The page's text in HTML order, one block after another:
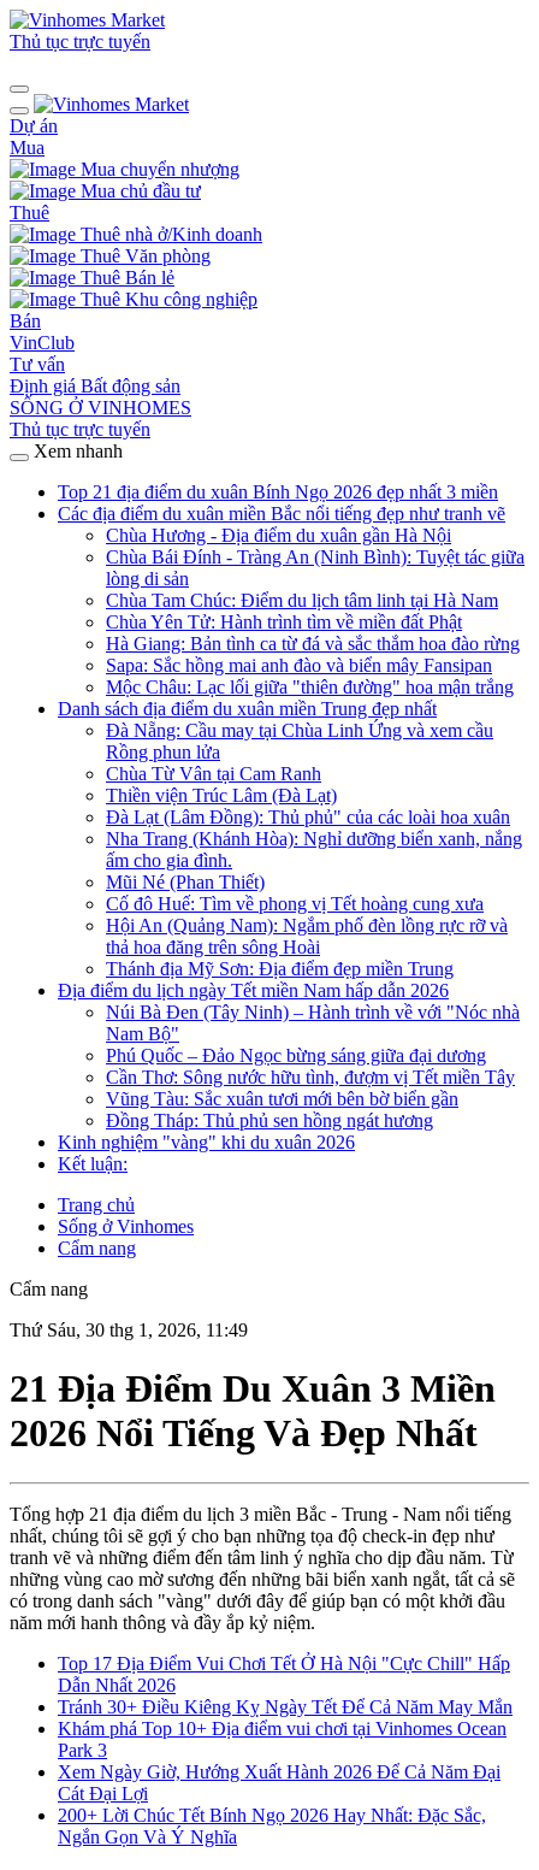
Thủ tục trực tuyến
Dự án
Mua
Mua chuyển nhượng
Mua chủ đầu tư
Thuê
Thuê nhà ở/Kinh doanh
Thuê Văn phòng
Thuê Bán lẻ
Thuê Khu công nghiệp
Bán
VinClub
Tư vấn
Định giá Bất động sản
SỐNG Ở VINHOMES
Thủ tục trực tuyến
Xem nhanh
Top 21 địa điểm du xuân Bính Ngọ 2026 đẹp nhất 3 miền
Các địa điểm du xuân miền Bắc nổi tiếng đẹp như tranh vẽ
Chùa Hương - Địa điểm du xuân gần Hà Nội
Chùa Bái Đính - Tràng An (Ninh Bình): Tuyệt tác giữa
lòng di sản
Chùa Tam Chúc: Điểm du lịch tâm linh tại Hà Nam
Chùa Yên Tử: Hành trình tìm về miền đất Phật
Hà Giang: Bản tình ca từ đá và sắc thắm hoa đào rừng
Sapa: Sắc hồng mai anh đào và biển mây Fansipan
Mộc Châu: Lạc lối giữa "thiên đường" hoa mận trắng
Danh sách địa điểm du xuân miền Trung đẹp nhất
Đà Nẵng: Cầu may tại Chùa Linh Ứng và xem cầu
Rồng phun lửa
Chùa Từ Vân tại Cam Ranh
Thiền viện Trúc Lâm (Đà Lạt)
Đà Lạt (Lâm Đồng): Thủ phủ" của các loài hoa xuân
Nha Trang (Khánh Hòa): Nghỉ dưỡng biển xanh, nắng
ấm cho gia đình.
Mũi Né (Phan Thiết)
Cố đô Huế: Tìm về phong vị Tết hoàng cung xưa
Hội An (Quảng Nam): Ngắm phố đèn lồng rực rỡ và
thả hoa đăng trên sông Hoài
Thánh địa Mỹ Sơn: Địa điểm đẹp miền Trung
Địa điểm du lịch ngày Tết miền Nam hấp dẫn 2026
Núi Bà Đen (Tây Ninh) – Hành trình về với "Nóc nhà
Nam Bộ"
Phú Quốc – Đảo Ngọc bừng sáng giữa đại dương
Cần Thơ: Sông nước hữu tình, đượm vị Tết miền Tây
Vũng Tàu: Sắc xuân tươi mới bên bờ biển gần
Đồng Tháp: Thủ phủ sen hồng ngát hương
Kinh nghiệm "vàng" khi du xuân 2026
Kết luận:
Trang chủ
Sống ở Vinhomes
Cẩm nang
Cẩm nang
Thứ Sáu, 30 thg 1, 2026, 11:49
21 Địa Điểm Du Xuân 3 Miền
2026 Nổi Tiếng Và Đẹp Nhất
Tổng hợp 21 địa điểm du lịch 3 miền Bắc - Trung - Nam nổi tiếng
nhất, chúng tôi sẽ gợi ý cho bạn những tọa độ check-in đẹp như
tranh vẽ và những điểm đến tâm linh ý nghĩa cho dịp đầu năm. Từ
những vùng cao mờ sương đến những bãi biển xanh ngắt, tất cả sẽ
có trong danh sách "vàng" dưới đây để giúp bạn có một khởi đầu
năm mới hanh thông và đầy ắp kỷ niệm.
Top 17 Địa Điểm Vui Chơi Tết Ở Hà Nội "Cực Chill" Hấp
Dẫn Nhất 2026
Tránh 30+ Điều Kiêng Kỵ Ngày Tết Để Cả Năm May Mắn
Khám phá Top 10+ Địa điểm vui chơi tại Vinhomes Ocean
Park 3
Xem Ngày Giờ, Hướng Xuất Hành 2026 Để Cả Năm Đại
Cát Đại Lợi
200+ Lời Chúc Tết Bính Ngọ 2026 Hay Nhất: Đặc Sắc,
Ngắn Gọn Và Ý Nghĩa